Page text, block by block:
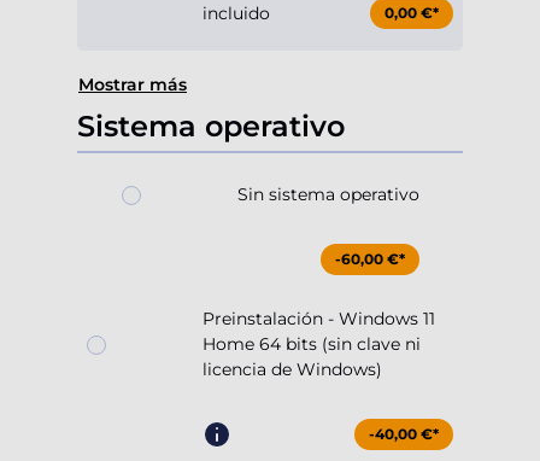
incluido 0,00 €*
Mostrar más
Sistema operativo
Sin sistema operativo
-60,00 €*
Preinstalación - Windows 11
Home 64 bits (sin clave ni
licencia de Windows)
-40,00 €*